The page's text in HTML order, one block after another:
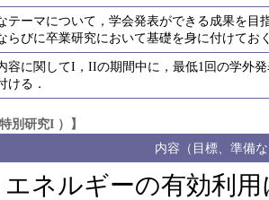
テーマについて，学会発表ができる成果を
らびに卒業研究において基礎を身に付けてお
容に関してI，IIの期間中に，最低1回の学外
ける．
別研究I ）】
内容（目標、準備
エネルギーの有効利